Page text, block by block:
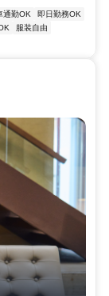
通勤OK
即日勤務OK
服装自由